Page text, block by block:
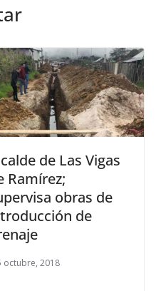
de Las Vigas
Ramírez;
obras de
de
octubre, 2018